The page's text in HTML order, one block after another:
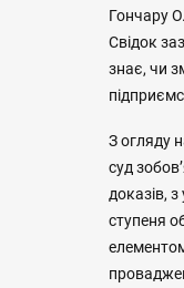
Гончару
Свідок
знає, чи
З огляду
суд
доказів,
ступеня